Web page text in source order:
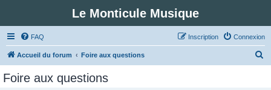
Le Monticule Musique
FAQ Connexion
Inscription
Accueil du forum Foire aux questions
Foire aux questions